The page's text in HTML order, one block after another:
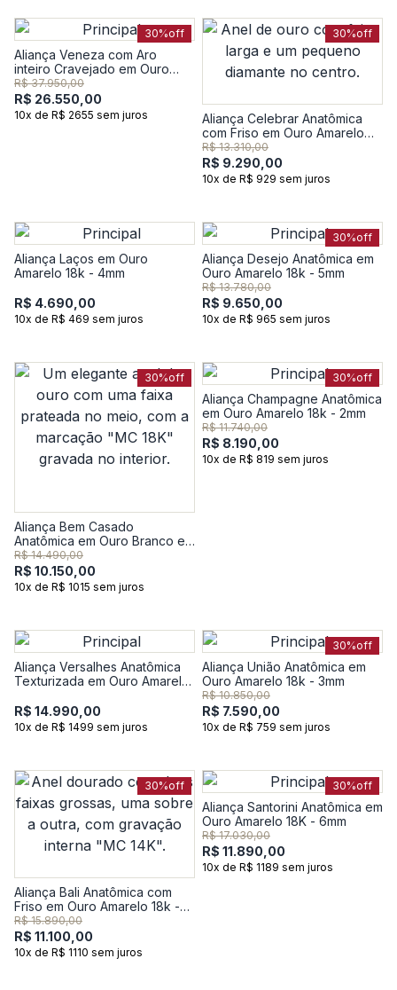
30%off
Aliança Veneza com Aro
inteiro Cravejado em Ouro
Amarelo 18k com 72 Pontos
de Diamantes - 5mm
R$ 37.950,00
R$ 26.550,00
10x de R$ 2655 sem juros
30%off
Aliança Celebrar Anatômica
com Friso em Ouro Amarelo
18k com 1 Ponto de Diamante -
4,5mm
R$ 13.310,00
R$ 9.290,00
10x de R$ 929 sem juros
Aliança Laços em Ouro
Amarelo 18k - 4mm
R$ 4.690,00
10x de R$ 469 sem juros
30%off
Aliança Desejo Anatômica em
Ouro Amarelo 18k - 5mm
R$ 13.780,00
R$ 9.650,00
10x de R$ 965 sem juros
30%off
Aliança Bem Casado
Anatômica em Ouro Branco e
Ouro Amarelo 18k - 3mm
R$ 14.490,00
R$ 10.150,00
10x de R$ 1015 sem juros
30%off
Aliança Champagne Anatômica
em Ouro Amarelo 18k - 2mm
R$ 11.740,00
R$ 8.190,00
10x de R$ 819 sem juros
Aliança Versalhes Anatômica
Texturizada em Ouro Amarelo
R$ 14.990,00
10x de R$ 1499 sem juros
30%off
Aliança União Anatômica em
Ouro Amarelo 18k - 3mm
R$ 10.850,00
R$ 7.590,00
10x de R$ 759 sem juros
30%off
Aliança Bali Anatômica com
Friso em Ouro Amarelo 18k -
4,5mm
R$ 15.890,00
R$ 11.100,00
10x de R$ 1110 sem juros
30%off
Aliança Santorini Anatômica em
Ouro Amarelo 18K - 6mm
R$ 17.030,00
R$ 11.890,00
10x de R$ 1189 sem juros